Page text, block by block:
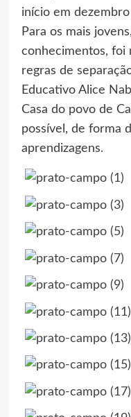
início em
Para os mais
conhecimentos, foi
regras de
Educativo Alice
Casa do povo de
possível, de forma
aprendizagens.